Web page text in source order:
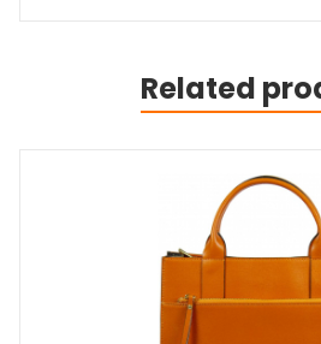
Related